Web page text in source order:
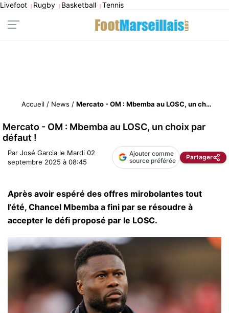
Livefoot | Rugby | Basketball | Tennis
Accueil / News / Mercato - OM : Mbemba au LOSC, un choix par défaut !
Mercato - OM : Mbemba au LOSC, un choix par
défaut !
Par José Garcia le Mardi 02
septembre 2025 à 08:45
Ajouter comme
source préférée
Partager
Après avoir espéré des offres mirobolantes tout
l’été, Chancel Mbemba a fini par se résoudre à
accepter le défi proposé par le LOSC.